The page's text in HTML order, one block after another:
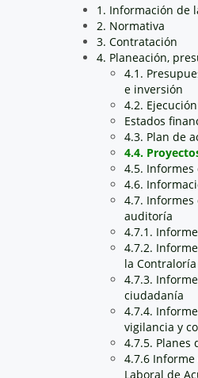
1. Información de
2. Normativa
3. Contratación
4. Planeación,
4.1.
e inversión
4.2.
Estados
4.3. Plan de
4.4.
4.5.
4.6.
4.7. Informes
auditoría
4.7.1.
4.7.2.
la Contraloría
4.7.3.
ciudadanía
4.7.4.
vigilancia y
4.7.5. Planes
4.7.6 Informe
Laboral de